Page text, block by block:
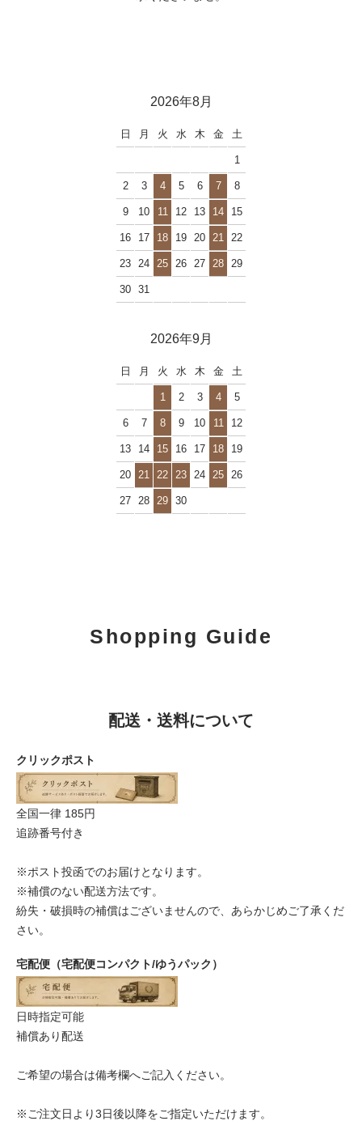
2026年8月
日 月 火 水 木 金 土
1
2 3 4 5 6 7 8
9 10 11 12 13 14 15
16 17 18 19 20 21 22
23 24 25 26 27 28 29
30 31
2026年9月
日 月 火 水 木 金 土
1 2 3 4 5
6 7 8 9 10 11 12
13 14 15 16 17 18 19
20 21 22 23 24 25 26
27 28 29 30
Shopping Guide
配送・送料について
クリックポスト
全国一律 185円
追跡番号付き
※ポスト投函でのお届けとなります。
※補償のない配送方法です。
紛失・破損時の補償はございませんので、あらかじめご了承くだ
さい。
宅配便（宅配便コンパクト/ゆうパック）
日時指定可能
補償あり配送
ご希望の場合は備考欄へご記入ください。
※ご注文日より3日後以降をご指定いただけます。